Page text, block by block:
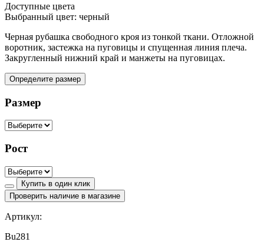
Доступные цвета
Выбранный цвет: черный
Черная рубашка свободного кроя из тонкой ткани. Отложной
воротник, застежка на пуговицы и спущенная линия плеча.
Закругленный нижний край и манжеты на пуговицах.
Определите размер
Размер
Рост
Купить в один клик
Проверить наличие в магазине
Артикул:
Bu281